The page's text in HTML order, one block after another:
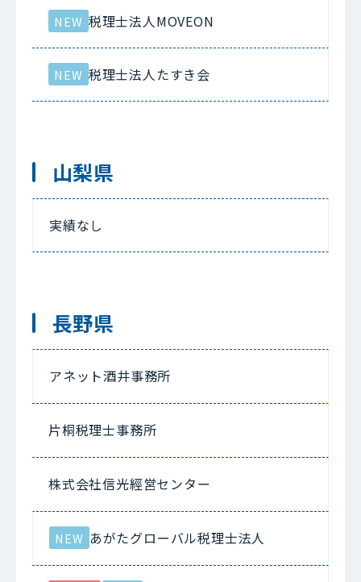
NEW 税理士法人MOVEON
NEW 税理士法人たすき会
山梨県
実績なし
長野県
アネット酒井事務所
片桐税理士事務所
株式会社信光經営センター
NEW あがたグローバル税理士法人